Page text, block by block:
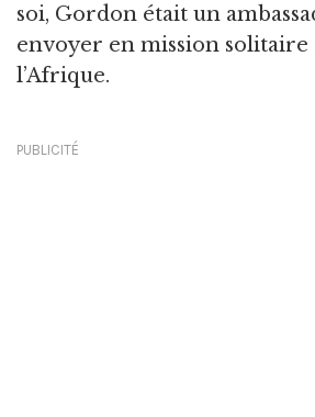
soi, Gordon était un
envoyer en mission
l’Afrique.
PUBLICITÉ